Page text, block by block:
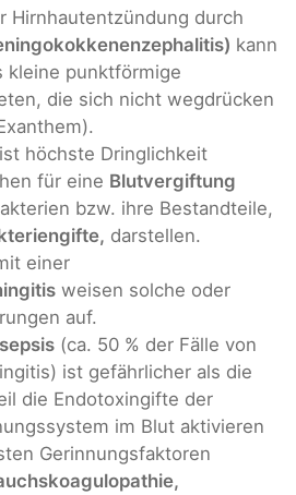
Hirnhautentzündung durch
kann
kleine punktförmige
die sich nicht wegdrücken
höchste Dringlichkeit
für eine Blutvergiftung
bzw. ihre Bestandteile,
darstellen.
einer
weisen solche oder
auf.
(ca. 50 % der Fälle von
ist gefährlicher als die
die Endotoxingifte der
im Blut aktivieren
Gerinnungsfaktoren